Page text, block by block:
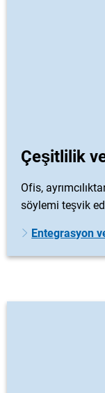
Çeşitlilik
Ofis,
söylemi teşvik
Entegrasyon